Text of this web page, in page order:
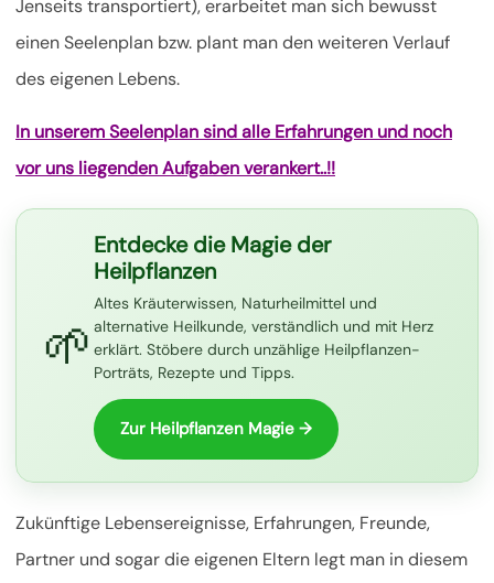
Jenseits transportiert), erarbeitet man sich bewusst
einen Seelenplan bzw. plant man den weiteren Verlauf
des eigenen Lebens.
In unserem Seelenplan sind alle Erfahrungen und noch
vor uns liegenden Aufgaben verankert..!!
🌱
Entdecke die Magie der
Heilpflanzen
Altes Kräuterwissen, Naturheilmittel und
alternative Heilkunde, verständlich und mit Herz
erklärt. Stöbere durch unzählige Heilpflanzen-
Porträts, Rezepte und Tipps.
Zur Heilpflanzen Magie →
Zukünftige Lebensereignisse, Erfahrungen, Freunde,
Partner und sogar die eigenen Eltern legt man in diesem